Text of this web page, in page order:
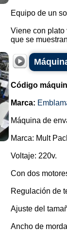
Equipo de un
Viene con plato
que se
Código
Marca:
Máquina de
Marca: Mult
Voltaje: 220v.
Con dos
Regulación de
Ajuste del
Ancho de